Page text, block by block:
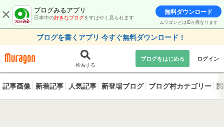
ブログみるアプリ
日本中の好きなブログをすばやく見られます
無料ダウンロード
ムラゴンとはIDが異なります
ブログを書くアプリ 今すぐ無料ダウンロード！
検索する
ブログをはじめる ログイン
記事画像 新着記事 人気記事 新登場ブログ ブログ村カテゴリー